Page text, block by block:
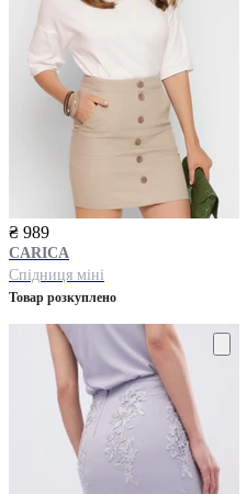
₴ 989
CARICA
Спідниця міні
Товар розкуплено